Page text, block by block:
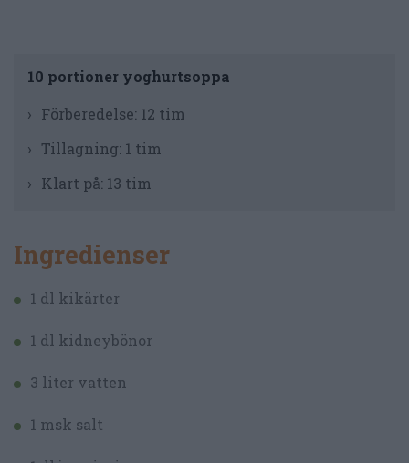
10 portioner yoghurtsoppa
Förberedelse: 12 tim
Tillagning: 1 tim
Klart på: 13 tim
Ingredienser
1 dl kikärter
1 dl kidneybönor
3 liter vatten
1 msk salt